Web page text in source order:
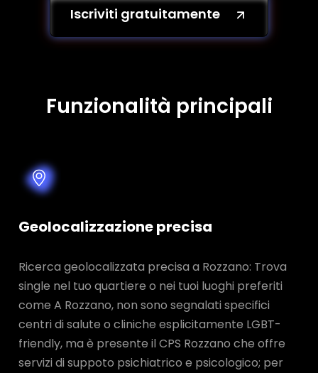
Iscriviti gratuitamente
Funzionalità principali
Geolocalizzazione precisa
Ricerca geolocalizzata precisa a Rozzano: Trova
single nel tuo quartiere o nei tuoi luoghi preferiti
come A Rozzano, non sono segnalati specifici
centri di salute o cliniche esplicitamente LGBT-
friendly, ma è presente il CPS Rozzano che offre
servizi di suppoto psichiatrico e psicologico; per